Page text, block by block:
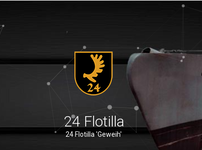
24 Flotilla
24 Flotilla 'Geweih'